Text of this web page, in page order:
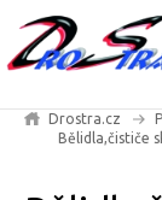
Drostra.cz
Bělidla,čističe